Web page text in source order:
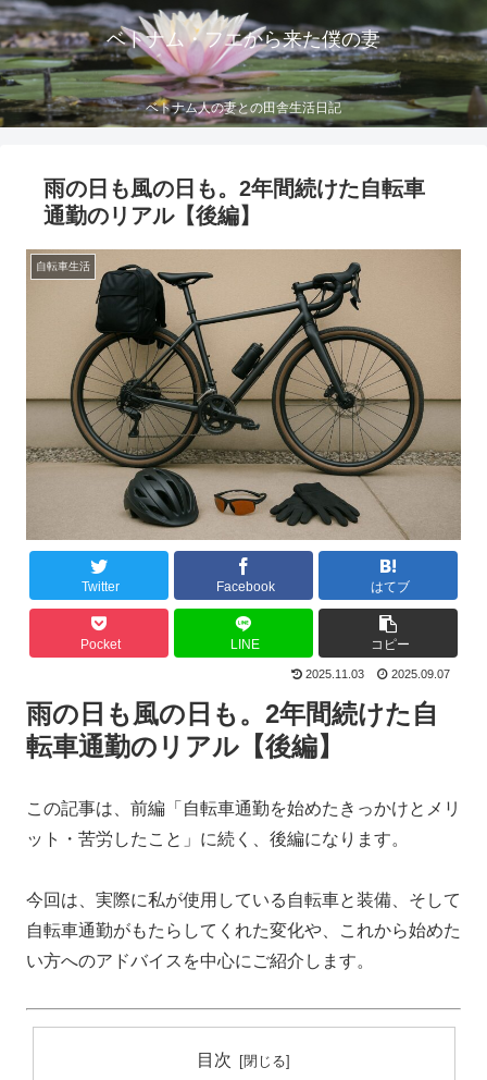
ベトナム・フエから来た僕の妻
ベトナム人の妻との田舎生活日記
雨の日も風の日も。2年間続けた自転車
通勤のリアル【後編】
自転車生活
Twitter Facebook はてブ
Pocket LINE コピー
2025.11.03 2025.09.07
雨の日も風の日も。2年間続けた自
転車通勤のリアル【後編】
この記事は、前編「自転車通勤を始めたきっかけとメリ
ット・苦労したこと」に続く、後編になります。
今回は、実際に私が使用している自転車と装備、そして
自転車通勤がもたらしてくれた変化や、これから始めた
い方へのアドバイスを中心にご紹介します。
目次